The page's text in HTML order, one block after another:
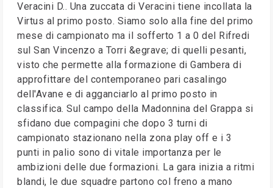
Veracini D.. Una zuccata di Veracini tiene incollata la
Virtus al primo posto. Siamo solo alla fine del primo
mese di campionato ma il sofferto 1 a 0 del Rifredi
sul San Vincenzo a Torri &egrave; di quelli pesanti,
visto che permette alla formazione di Gambera di
approfittare del contemporaneo pari casalingo
dell'Avane e di agganciarlo al primo posto in
classifica. Sul campo della Madonnina del Grappa si
sfidano due compagini che dopo 3 turni di
campionato stazionano nella zona play off e i 3
punti in palio sono di vitale importanza per le
ambizioni delle due formazioni. La gara inizia a ritmi
blandi, le due squadre partono col freno a mano